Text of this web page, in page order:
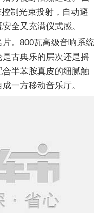
制光束投射，自动避
全又充满仪式感。
。800瓦高级音响系统
古典乐的层次还是摇
半苯胺真皮的细腻触
一方移动音乐厅。